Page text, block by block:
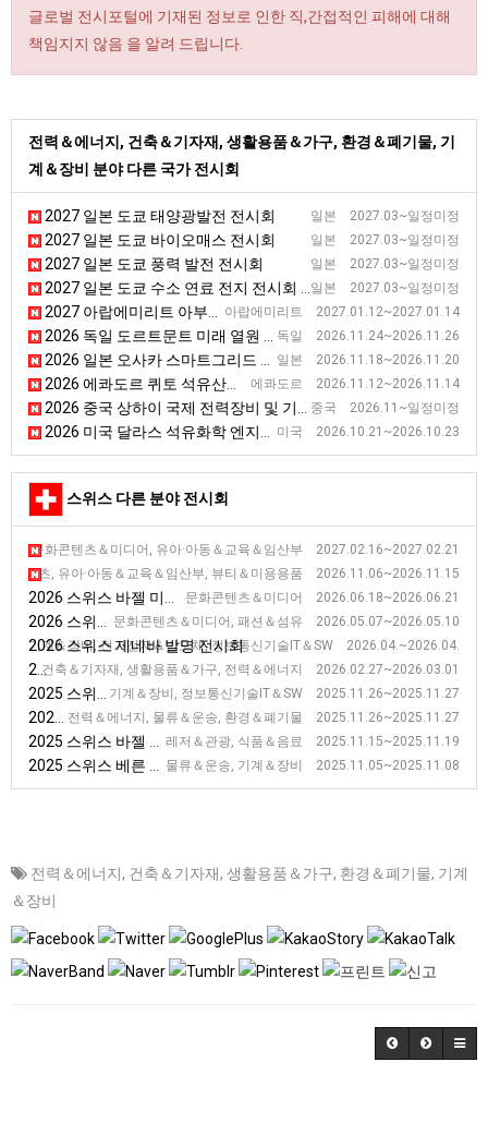
글로벌 전시포털에 기재된 정보로 인한 직,간접적인 피해에 대해
책임지지 않음 을 알려 드립니다.
전력＆에너지, 건축＆기자재, 생활용품＆가구, 환경＆폐기물, 기
계＆장비 분야 다른 국가 전시회
일본 2027.03~일정미정
2027 일본 도쿄 태양광발전 전시회
일본 2027.03~일정미정
2027 일본 도쿄 바이오매스 전시회
일본 2027.03~일정미정
2027 일본 도쿄 풍력 발전 전시회
일본 2027.03~일정미정
2027 일본 도쿄 수소 연료 전지 전시회 [FC EXPO]
아랍에미리트 2027.01.12~2027.01.14
2027 아랍에미리트 아부다비 미래 신재생 에너지전 [WFES]
독일 2026.11.24~2026.11.26
2026 독일 도르트문트 미래 열원 공급 전문 전시회 [HEATEXPO]
일본 2026.11.18~2026.11.20
2026 일본 오사카 스마트그리드 전시회
에콰도르 2026.11.12~2026.11.14
2026 에콰도르 퀴토 석유산업 전시회 [ECUADOR OIL&amp;POWER]
중국 2026.11~일정미정
2026 중국 상하이 국제 전력장비 및 기술 전시회 [EP Shanghai]
미국 2026.10.21~2026.10.23
2026 미국 달라스 석유화학 엔지니어 컨퍼런스 및 전시회 [SPE ATC]
스위스 다른 분야 전시회
문화콘텐츠＆미디어, 유아·아동＆교육＆임산부 2027.02.16~2027.02.21
2027 스위스 마티니 발레 주 무역 및 훈련 전시회 [YOUR
스포츠, 유아·아동＆교육＆임산부, 뷰티＆미용용품 2026.11.06~2026.11.15
2026 스위스 제네바 가을 웰빙 전시회 [Les Automnales de
문화콘텐츠＆미디어 2026.06.18~2026.06.21
2026 스위스 바젤 미술 전시회
문화콘텐츠＆미디어, 패션＆섬유 2026.05.07~2026.05.10
2026 스위스 로잔 현대미술 전시회
기계＆장비, 전기전자＆반도체, 정보통신기술IT＆SW 2026.04.~2026.04.
2026 스위스 제네바 발명 전시회
건축＆기자재, 생활용품＆가구, 전력＆에너지 2026.02.27~2026.03.01
2026 스위스 루체른 집, 생활예술품 전시회
기계＆장비, 정보통신기술IT＆SW 2025.11.26~2025.11.27
2025 스위스 취리히 산업 보수 및 시설물 관리 전시회
전력＆에너지, 물류＆운송, 환경＆폐기물 2025.11.26~2025.11.27
2025 스위스 취리히 산업 보수 및 시설물 관리 전시회 [AQUA SUISSE]
레저＆관광, 식품＆음료 2025.11.15~2025.11.19
2025 스위스 바젤 호텔, 외식 전시회 [IGEHO]
물류＆운송, 기계＆장비 2025.11.05~2025.11.08
2025 스위스 베른 화물운송 전시회
전력＆에너지, 건축＆기자재, 생활용품＆가구, 환경＆폐기물, 기계
＆장비